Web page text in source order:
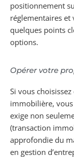
positionnement
réglementaires et
quelques points
options.
Opérer votre
Si vous
immobilière,
exige non
(transaction
approfondie du
en gestion